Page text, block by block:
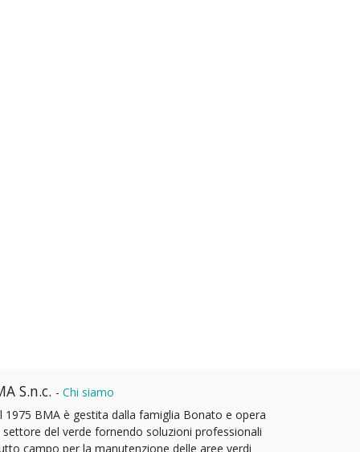
S.n.c. - Chi siamo
1975 BMA è gestita dalla famiglia Bonato e opera
settore del verde fornendo soluzioni professionali
campo per la manutenzione delle aree verdi